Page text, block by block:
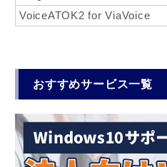
VoiceATOK2 for ViaVoice
おすすめサービス一覧